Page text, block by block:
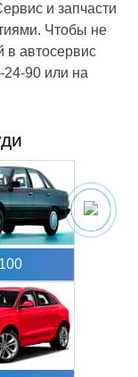
и запчасти
Чтобы не
в автосервис
24-90 или на